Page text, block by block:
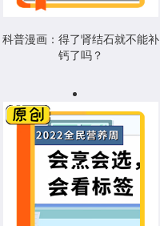
科普漫画：得了肾结石就不能补
钙了吗？